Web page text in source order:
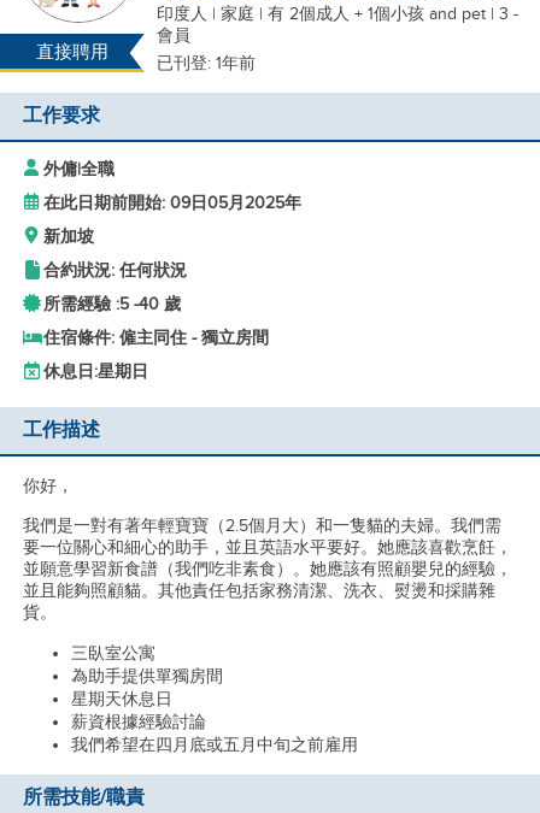
直接聘用
印度人 | 家庭 | 有 2個成人 + 1個小孩 and pet | 3 -
會員
已刊登: 1年前
工作要求
外傭|全職
在此日期前開始: 09日05月2025年
新加坡
合約狀況: 任何狀況
所需經驗 :5 -40 歲
住宿條件: 僱主同住 - 獨立房間
休息日:星期日
工作描述
你好，
我們是一對有著年輕寶寶（2.5個月大）和一隻貓的夫婦。我們需
要一位關心和細心的助手，並且英語水平要好。她應該喜歡烹飪，
並願意學習新食譜（我們吃非素食）。她應該有照顧嬰兒的經驗，
並且能夠照顧貓。其他責任包括家務清潔、洗衣、熨燙和採購雜
貨。
三臥室公寓
為助手提供單獨房間
星期天休息日
薪資根據經驗討論
我們希望在四月底或五月中旬之前雇用
所需技能/職責